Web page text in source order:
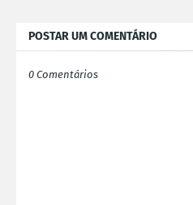
POSTAR UM COMENTÁRIO
0 Comentários